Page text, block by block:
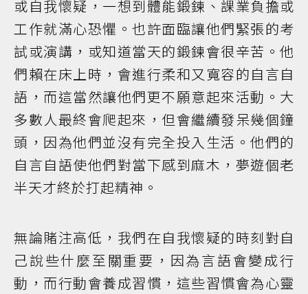
或自我懷疑，一想到體能鍛鍊、課業負擔或
工作就滿心恐懼。也許面臨讓他們緊張的考
試或演講，或知道當天的鍛鍊會很辛苦。他
們賴在床上時，會進行柔和又寬容的自言自
語，而這當然讓他們更不願意起來活動。大
多數人最終會爬起來，但會繼續發呆幾個鐘
頭，因為他們並沒有完全投入生活。他們的
自言自語使他們對當下感到麻木，夢遊個老
半天才終於打起精神。
無論賭注高低，我們在自我懷疑的時刻對自
己說些什麼至關重要，因為言語會變成行
動，而行動會養成習慣，這些習慣會為心靈